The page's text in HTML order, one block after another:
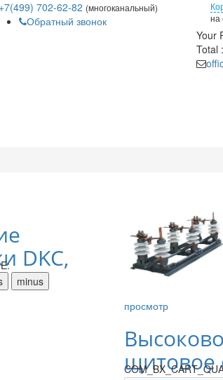
+7(499) 702-62-82 (многоканальный)
Обратный звонок
на
Your
Total :
DKC,
просмотр
щитовое